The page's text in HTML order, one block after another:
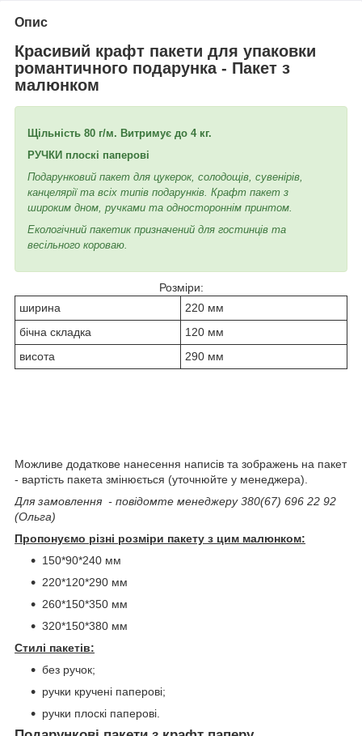
Опис
Красивий крафт пакети для упаковки
романтичного подарунка - Пакет з
малюнком
Щільність 80 г/м. Витримує до 4 кг.
РУЧКИ плоскі паперові
Подарунковий пакет для цукерок, солодощів, сувенірів,
канцелярії та всіх типів подарунків. Крафт пакет з
широким дном, ручками та одностороннім принтом.
Екологічний пакетик призначений для гостинців та
весільного короваю.
Розміри:
ширина
220 мм
бічна складка
120 мм
висота
290 мм
Можливе додаткове нанесення написів та зображень на пакет
- вартість пакета змінюється (уточнюйте у менеджера).
Для замовлення - повідомте менеджеру 380(67) 696 22 92
(Ольга)
Пропонуємо різні розміри пакету з цим малюнком:
150*90*240 мм
220*120*290 мм
260*150*350 мм
320*150*380 мм
Стилі пакетів:
без ручок;
ручки кручені паперові;
ручки плоскі паперові.